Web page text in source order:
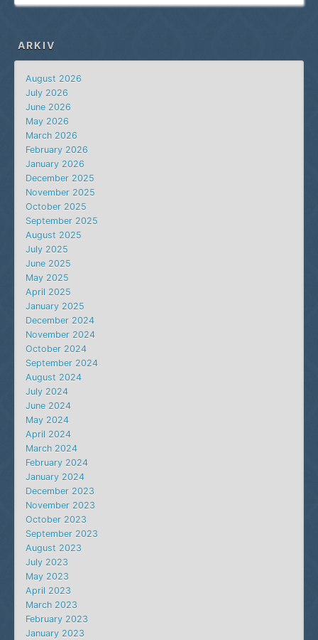
ARKIV
August 2026
July 2026
June 2026
May 2026
March 2026
February 2026
January 2026
December 2025
November 2025
October 2025
September 2025
August 2025
July 2025
June 2025
May 2025
April 2025
January 2025
December 2024
November 2024
October 2024
September 2024
August 2024
July 2024
June 2024
May 2024
April 2024
March 2024
February 2024
January 2024
December 2023
November 2023
October 2023
September 2023
August 2023
July 2023
May 2023
April 2023
March 2023
February 2023
January 2023